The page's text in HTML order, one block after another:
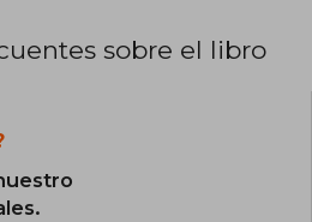
sobre el libro